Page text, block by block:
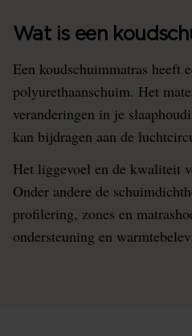
Wat is een
Een koudschuimmatras heeft
polyurethaanschuim. Het
veranderingen in je
kan bijdragen aan de
Het liggevoel en de kwaliteit
Onder andere de
profilering, zones en
ondersteuning en